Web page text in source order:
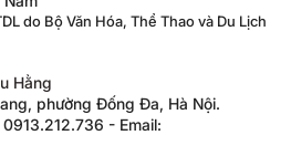
do Bộ Văn Hóa, Thể Thao và Du Lịch
Hằng
phường Đống Đa, Hà Nội.
- Email: